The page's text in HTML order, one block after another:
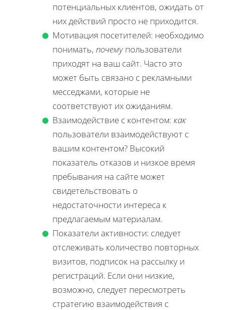
потенциальных клиентов, ожидать от
них действий просто не приходится.
Мотивация посетителей: необходимо
понимать, почемупользователи
приходят на ваш сайт. Часто это
может быть связано с рекламными
месседжами, которые не
соответствуют их ожиданиям.
Взаимодействие с контентом: как
пользователи взаимодействуют с
вашим контентом? Высокий
показатель отказов и низкое время
пребывания на сайте может
свидетельствовать о
недостаточности интереса к
предлагаемым материалам.
Показатели активности: следует
отслеживать количество повторных
визитов, подписок на рассылку и
регистраций. Если они низкие,
возможно, следует пересмотреть
стратегию взаимодействия с